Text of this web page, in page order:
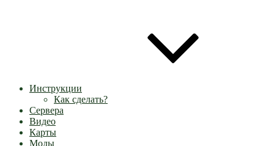
Инструкции
Как сделать?
Сервера
Видео
Карты
Моды